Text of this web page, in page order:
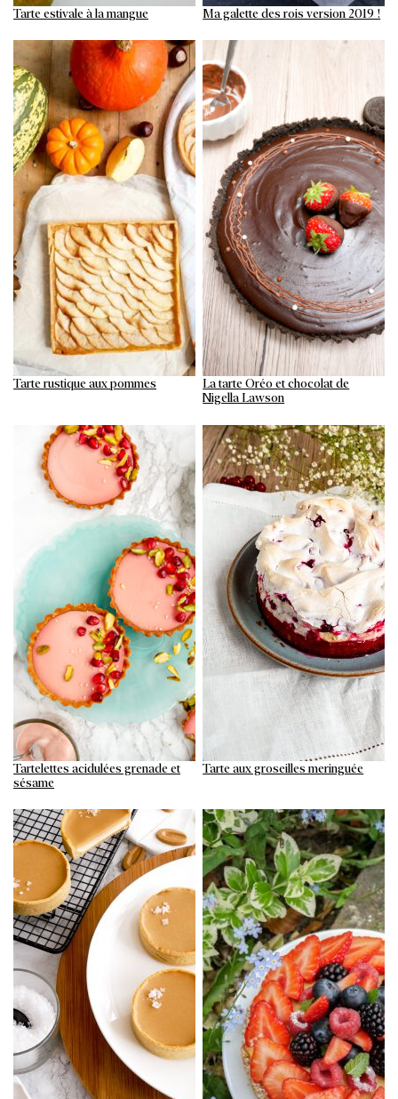
Tarte estivale à la mangue Ma galette des rois version 2019 !
Tarte rustique aux pommes
La tarte Oréo et chocolat de
Nigella Lawson
Tartelettes acidulées grenade et
sésame
Tarte aux groseilles meringuée